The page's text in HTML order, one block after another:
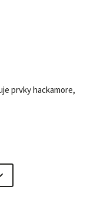
prvky hackamore,